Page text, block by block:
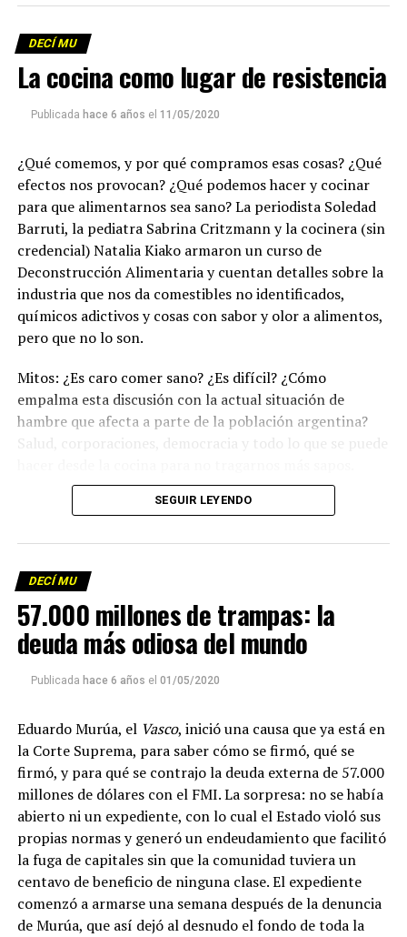
Descargar el programa
La reproducción de este programa es libre. Sólo tenés
que mandar un mail a
emitir todos los programas de Decí MU
DECÍ MU
La cocina como lugar de resistencia
Publicada hace 6 años el 11/05/2020
¿Qué comemos, y por qué compramos esas cosas? ¿Qué
efectos nos provocan? ¿Qué podemos hacer y cocinar
para que alimentarnos sea sano? La periodista Soledad
Barruti, la pediatra Sabrina Critzmann y la cocinera (sin
credencial) Natalia Kiako armaron un curso de
Deconstrucción Alimentaria y cuentan detalles sobre la
industria que nos da comestibles no identificados,
químicos adictivos y cosas con sabor y olor a alimentos,
pero que no lo son.
Mitos: ¿Es caro comer sano? ¿Es difícil? ¿Cómo
empalma esta discusión con la actual situación de
hambre que afecta a parte de la población argentina?
Salud, corporaciones, democracia y todo lo que se puede
(Escuchá el programa completo).
Foto: Martina Perosa
Descargar el programa
La reproducción de este programa es libre. Sólo tenés
que mandar un mail ainfolavaca@yahoo.com.ar
emitir todos los programas de Decí MU
SEGUIR LEYENDO
DECÍ MU
57.000 millones de trampas: la
deuda más odiosa del mundo
Publicada hace 6 años el 01/05/2020
Eduardo Murúa, el Vasco, inició una causa que ya está en
la Corte Suprema, para saber cómo se firmó, qué se
firmó, y para qué se contrajo la deuda externa de 57.000
millones de dólares con el FMI. La sorpresa: no se había
abierto ni un expediente, con lo cual el Estado violó sus
propias normas y generó un endeudamiento que facilitó
la fuga de capitales sin que la comunidad tuviera un
centavo de beneficio de ninguna clase. El expediente
comenzó a armarse una semana después de la denuncia
de Murúa, que así dejó al desnudo el fondo de toda la